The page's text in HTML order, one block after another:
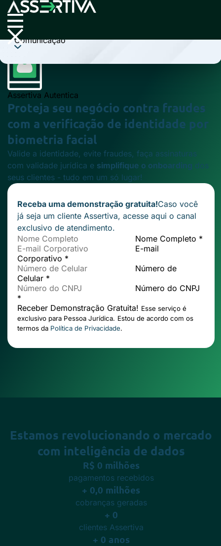
Cobrança
Comunicação
Assertiva Autentica
Proteja seu negócio contra fraudes
com a verificação de identidade por
biometria facial
Valide a identidade, evite fraudes, faça assinaturas
com validade jurídica e simplifique o onboarding dos
seus clientes - tudo em um só lugar!
Receba uma demonstração gratuita!Caso você
já seja um cliente Assertiva, acesse aqui o canal
exclusivo de atendimento.
Nome Completo *
E-mail
Corporativo *
Número de
Celular *
Número do CNPJ
*
Receber Demonstração Gratuita! Esse serviço é
exclusivo para Pessoa Jurídica. Estou de acordo com os
termos da Política de Privacidade.
Estamos revolucionando o mercado
com inteligência de dados
R$ 0 milhões
pagamentos recebidos
+ 0,0 milhões
cobranças geradas
+ 0
clientes Assertiva
+ 0 anos